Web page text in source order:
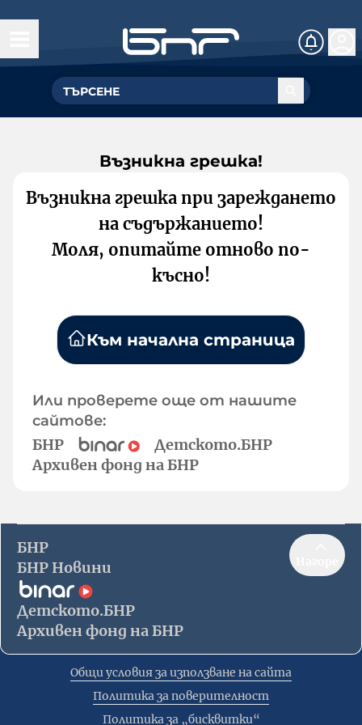
Възникна грешка!
Възникна грешка при зареждането
на съдържанието!
Моля, опитайте отново по-
късно!
Към начална страница
Или проверете още от нашите
сайтове:
БНР
Детското.БНР
Архивен фонд на БНР
БНР
БНР Новини
Детското.БНР
Архивен фонд на БНР
Общи условия за използване на сайта
Политика за поверителност
Политика за „бисквитки“